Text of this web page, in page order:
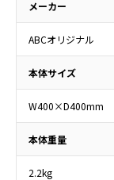
メーカー
ABCオリジナル
本体サイズ
W400×D400mm
本体重量
2.2kg